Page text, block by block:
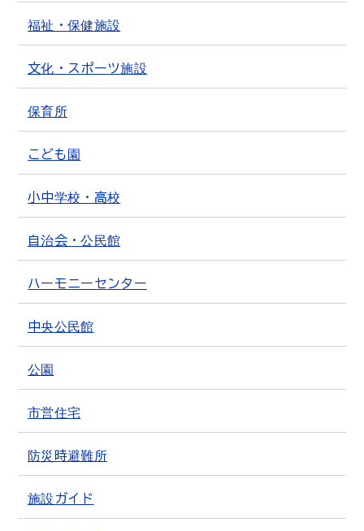
福祉・保健施設
文化・スポーツ施設
保育所
こども園
小中学校・高校
自治会・公民館
ハーモニーセンター
中央公民館
公園
市営住宅
防災時避難所
施設ガイド